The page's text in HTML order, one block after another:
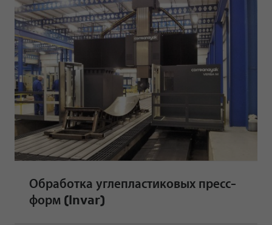
Обработка углепластиковых пресс-
форм (Invar)